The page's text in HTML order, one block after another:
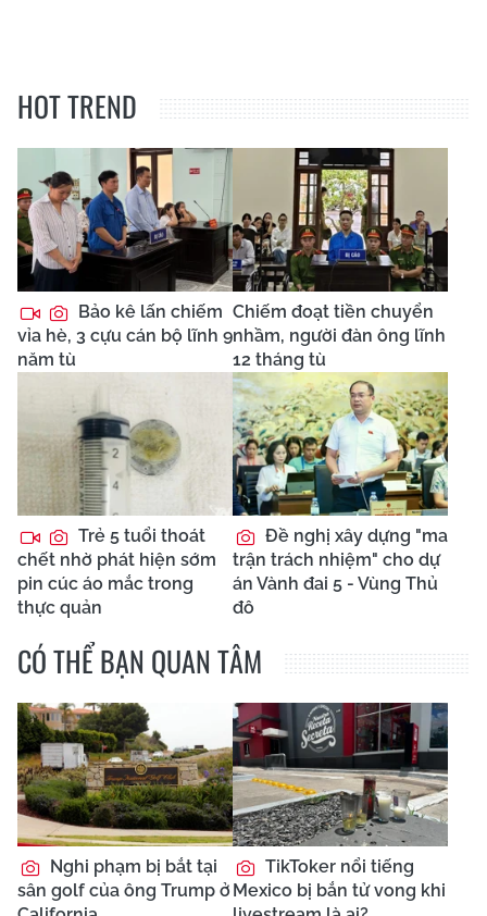
HOT TREND
Bảo kê lấn chiếm
vỉa hè, 3 cựu cán bộ lĩnh 9
năm tù
Chiếm đoạt tiền chuyển
nhầm, người đàn ông lĩnh
12 tháng tù
Trẻ 5 tuổi thoát
chết nhờ phát hiện sớm
pin cúc áo mắc trong
thực quản
Đề nghị xây dựng "ma
trận trách nhiệm" cho dự
án Vành đai 5 - Vùng Thủ
đô
CÓ THỂ BẠN QUAN TÂM
Nghi phạm bị bắt tại
sân golf của ông Trump ở
TikToker nổi tiếng
Mexico bị bắn tử vong khi